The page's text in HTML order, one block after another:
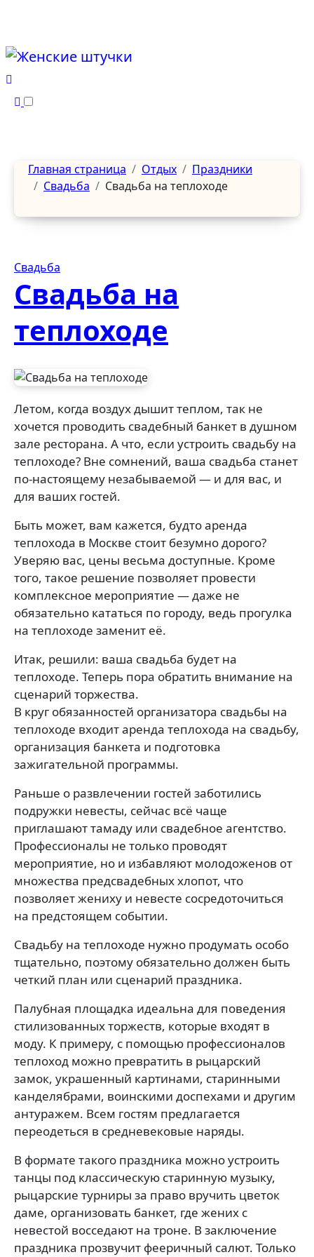
Главная страница Отдых
Праздники
Свадьба
Свадьба на теплоходе
Свадьба
Свадьба на
теплоходе
Летом, когда воздух дышит теплом, так не
хочется проводить свадебный банкет в душном
зале ресторана. А что, если устроить свадьбу на
теплоходе? Вне сомнений, ваша свадьба станет
по-настоящему незабываемой — и для вас, и
для ваших гостей.
Быть может, вам кажется, будто аренда
теплохода в Москве стоит безумно дорого?
Уверяю вас, цены весьма доступные. Кроме
того, такое решение позволяет провести
комплексное мероприятие — даже не
обязательно кататься по городу, ведь прогулка
на теплоходе заменит её.
Итак, решили: ваша свадьба будет на
теплоходе. Теперь пора обратить внимание на
сценарий торжества.
В круг обязанностей организатора свадьбы на
теплоходе входит аренда теплохода на свадьбу,
организация банкета и подготовка
зажигательной программы.
Раньше о развлечении гостей заботились
подружки невесты, сейчас всё чаще
приглашают тамаду или свадебное агентство.
Профессионалы не только проводят
мероприятие, но и избавляют молодоженов от
множества предсвадебных хлопот, что
позволяет жениху и невесте сосредоточиться
на предстоящем событии.
Свадьбу на теплоходе нужно продумать особо
тщательно, поэтому обязательно должен быть
четкий план или сценарий праздника.
Палубная площадка идеальна для поведения
стилизованных торжеств, которые входят в
моду. К примеру, с помощью профессионалов
теплоход можно превратить в рыцарский
замок, украшенный картинами, старинными
канделябрами, воинскими доспехами и другим
антуражем. Всем гостям предлагается
переодеться в средневековые наряды.
В формате такого праздника можно устроить
танцы под классическую старинную музыку,
рыцарские турниры за право вручить цветок
даме, организовать банкет, где жених с
невестой восседают на троне. В заключение
праздника прозвучит фееричный салют. Только